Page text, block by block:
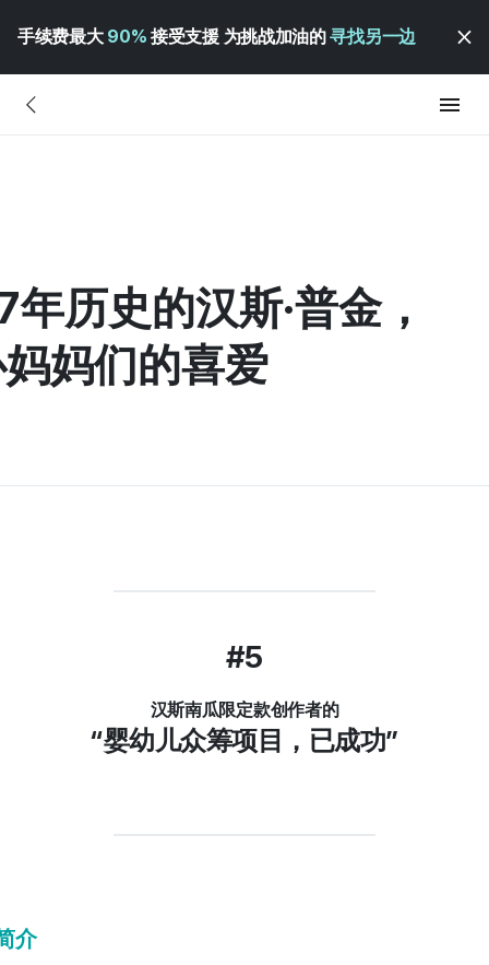
手续费最大 90% 接受支援 为挑战加油的寻找另一边
历史的汉斯·普金，
妈们的喜爱
#5
汉斯南瓜限定款创作者的
“婴幼儿众筹项目，已成功”
介